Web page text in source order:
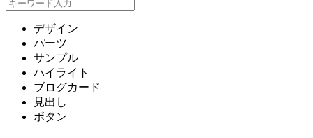
デザイン
パーツ
サンプル
ハイライト
ブログカード
見出し
ボタン